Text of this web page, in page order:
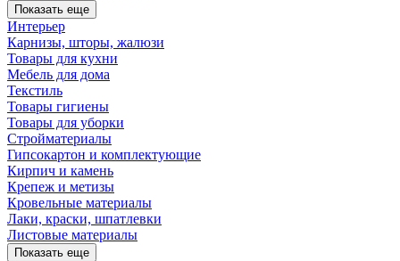
Показать еще
Интерьер
Карнизы, шторы, жалюзи
Товары для кухни
Мебель для дома
Текстиль
Товары гигиены
Товары для уборки
Стройматериалы
Гипсокартон и комплектующие
Кирпич и камень
Крепеж и метизы
Кровельные материалы
Лаки, краски, шпатлевки
Листовые материалы
Показать еще